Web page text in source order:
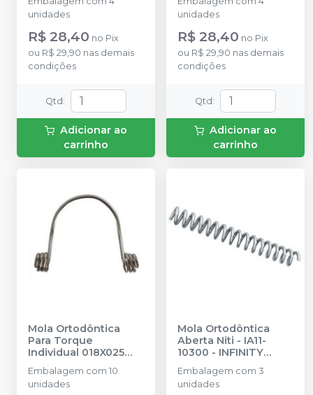
unidades
R$ 28,40 no Pix
ou R$ 29,90 nas demais
condições
Qtd :
Adicionar ao
carrinho
ORTHODONTICS
unidades
R$ 28,40 no Pix
ou R$ 29,90 nas demais
condições
Qtd :
Adicionar ao
carrinho
Mola Ortodôntica
Para Torque
Individual 018X025
Pequena - IA23-1825S
- INFINITY
ORTHODONTICS
Embalagem com 10
unidades
Mola Ortodôntica
Aberta Niti - IA11-
10300 - INFINITY
ORTHODONTICS
Embalagem com 3
unidades